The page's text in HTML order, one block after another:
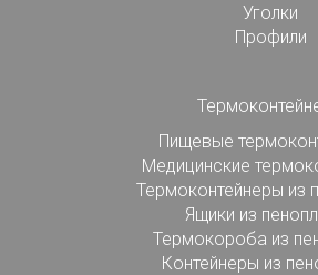
Уголки
Профили
Пищевые
Медицинские
Термоконтейнеры из
Ящики из
Термокороба из
Контейнеры из